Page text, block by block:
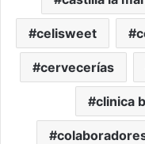
celisweet
cervecerías
clinica